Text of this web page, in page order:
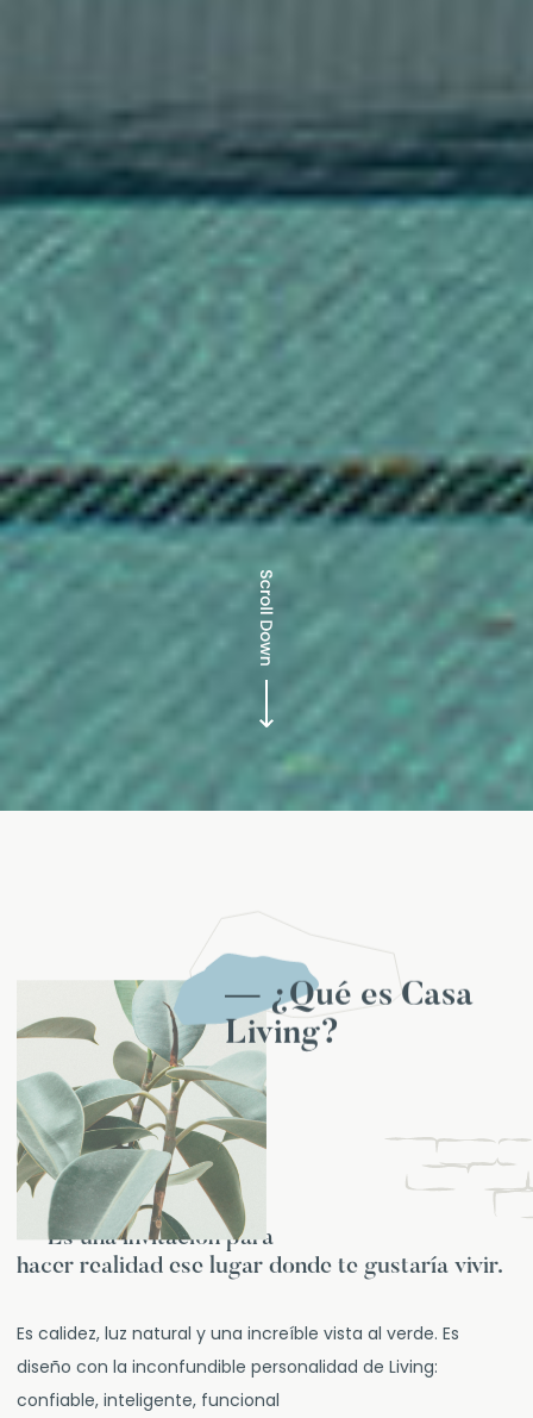
— ¿Qué es Casa
Living?
— Es una invitación para
hacer realidad ese lugar donde te gustaría vivir.
Es calidez, luz natural y una increíble vista al verde. Es
diseño con la inconfundible personalidad de Living:
confiable, inteligente, funcional